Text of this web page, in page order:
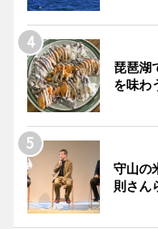
琵琶湖
を味わ
守山の
則さん